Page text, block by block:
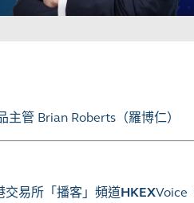
主管 Brian Roberts （羅博仁）
交易所「播客」頻道HKEXVoice